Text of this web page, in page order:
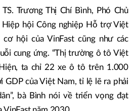
Trương Thị Chí Bình, Phó Chủ
hội Công nghiệp Hỗ trợ Việt
cơ hội của VinFast cũng như các
cung ứng. “Thị trường ô tô Việt
ta chỉ 22 xe ô tô trên 1.000
GDP của Việt Nam, tỉ lệ lẽ ra phải
bà Bình nói về triển vọng đạt